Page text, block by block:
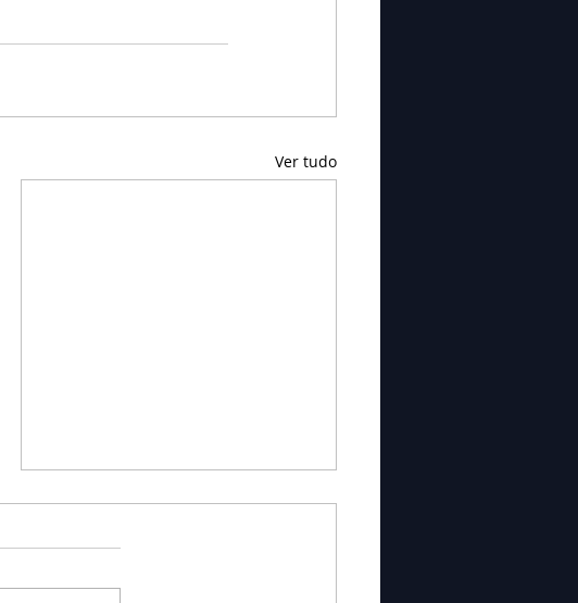
Ver tudo